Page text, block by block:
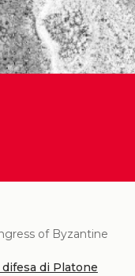
of Byzantine
di Platone